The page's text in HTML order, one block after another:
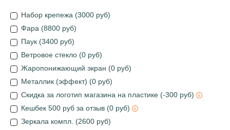
Набор крепежа (3000 руб)
Фара (8800 руб)
Паук (3400 руб)
Ветровое стекло (0 руб)
Жаропонижающий экран (0 руб)
Металлик (эффект) (0 руб)
Скидка за логотип магазина на пластике (-300 руб)
Кешбек 500 руб за отзыв (0 руб)
Зеркала компл. (2600 руб)